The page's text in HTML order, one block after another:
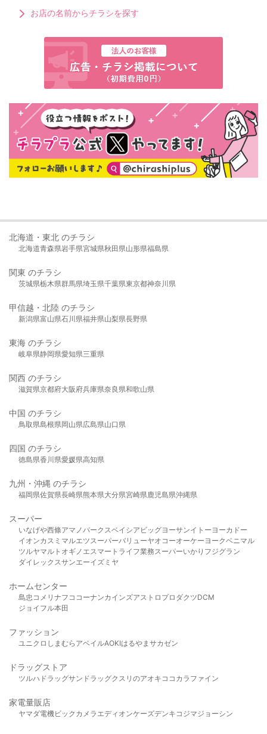
お店の名前からチラシを探す
北海道・東北 のチラシ
北海道青森県岩手県宮城県秋田県山形県福島県
関東 のチラシ
茨城県栃木県群馬県埼玉県千葉県東京都神奈川県
甲信越・北陸 のチラシ
新潟県富山県石川県福井県山梨県長野県
東海 のチラシ
岐阜県静岡県愛知県三重県
関西 のチラシ
滋賀県京都府大阪府兵庫県奈良県和歌山県
中国 のチラシ
鳥取県島根県岡山県広島県山口県
四国 のチラシ
徳島県香川県愛媛県高知県
九州・沖縄 のチラシ
福岡県佐賀県長崎県熊本県大分県宮崎県鹿児島県沖縄県
スーパー
いなげや西條アマノパークスベイシア ビッグヨーサンイトーヨーカドー
イオンカスミ マルエツスーパーバリューヤオコーオーケー ヨークベニマル
ツルヤマルト オギノ エスマート ライフ業務スーパーいかり フジグラン
ダイレックスサンエーイズミヤ
ホームセンター
島忠 コメリ ナフコ コーナンカインズアストロプロダクツDCM
ジョイフル本田
ファッション
ユニクロ しまむら アベイルAOKIはるやま サカゼン
ドラッグストア
ツルハドラッグサンドラッグクスリのアオキ ココカラファイン
家電量販店
ヤマダ電機ビックカメラ エディオンケーズデンキ コジマジョーシン